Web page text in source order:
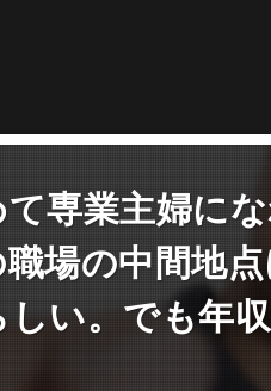
て専業主婦に
場の中間地
い。でも年